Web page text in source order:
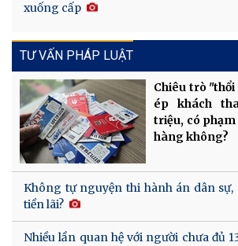
xuống cấp
TƯ VẤN PHÁP LUẬT
Chiêu trò
ép khách
triệu, có
hàng không?
Không tự nguyện thi hành án dân
tiền lãi?
Nhiều lần quan hệ với người chưa đủ